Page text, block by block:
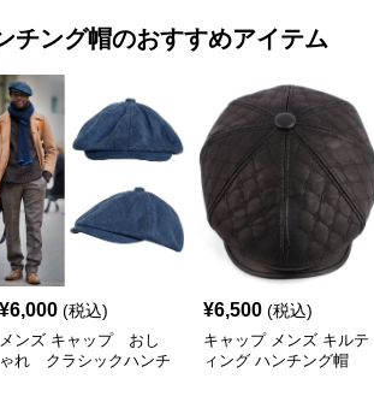
チング帽のおすすめアイテム
¥6,000 (税込)
メンズ キャップ おし
ゃれ クラシックハンチ
¥6,500 (税込)
キャップ メンズ キルテ
ィング ハンチング帽